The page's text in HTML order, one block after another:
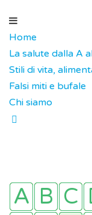
Home
La salute dalla A
Stili di vita,
Falsi miti e bufale
Chi siamo